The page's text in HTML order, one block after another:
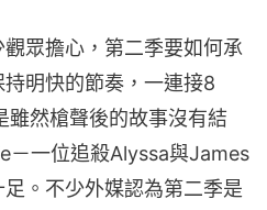
眾擔心，第二季要如何承
明快的節奏，一連接8
然槍聲後的故事沒有結
－一位追殺Alyssa與James
。不少外媒認為第二季是